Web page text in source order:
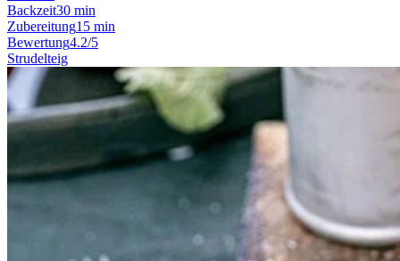
Backzeit30 min
Zubereitung15 min
Bewertung4.2/5
Strudelteig